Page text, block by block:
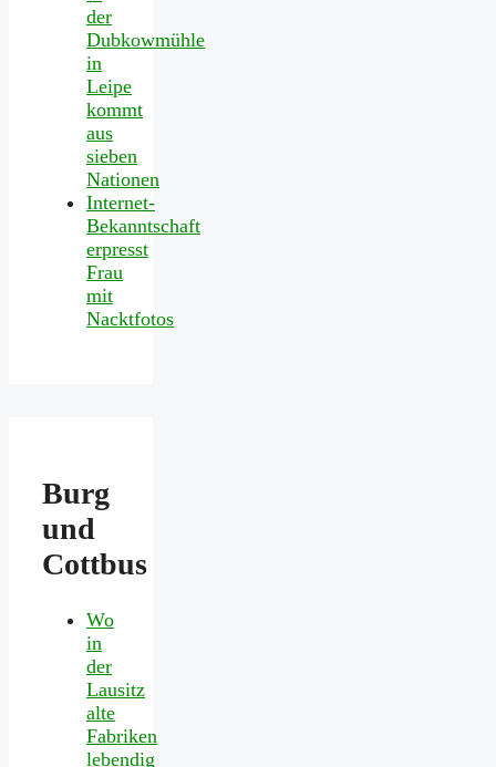
der
Dubkowmühle
in
Leipe
kommt
aus
sieben
Nationen
Internet-
Bekanntschaft
erpresst
Frau
mit
Nacktfotos
Burg
und
Cottbus
Wo
in
der
Lausitz
alte
Fabriken
lebendig